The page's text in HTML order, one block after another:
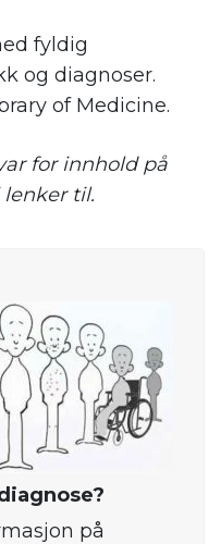
fyldig
og diagnoser.
of Medicine.
for innhold på
til.
på